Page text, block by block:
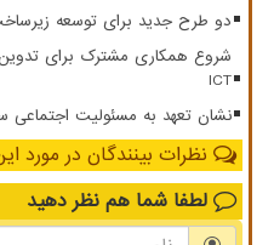
دو طرح جدید برای توسعه
شروع همکاری مشترک برای
ICT
نشان تعهد به مسئولیت اجتماعی
نظرات بینندگان در مورد
لطفا شما هم نظر دهید